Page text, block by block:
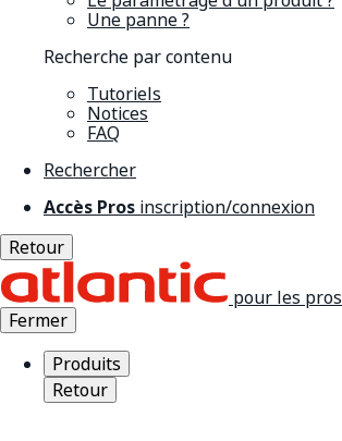
Une panne ?
Recherche par contenu
Tutoriels
Notices
FAQ
Rechercher
Accès Pros inscription/connexion
Retour
pour les pros
Fermer
Produits
Retour